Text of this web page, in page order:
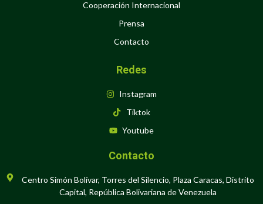
Cooperación Internacional
Prensa
Contacto
Redes
Instagram
Tiktok
Youtube
Contacto
Centro Simón Bolívar, Torres del Silencio, Plaza Caracas, Distrito
Capital, República Bolivariana de Venezuela